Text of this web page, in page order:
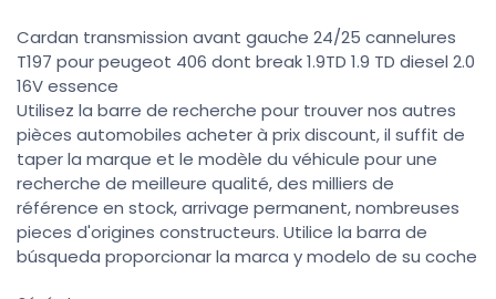
Cardan transmission avant gauche 24/25 cannelures
T197 pour peugeot 406 dont break 1.9TD 1.9 TD diesel 2.0
16V essence
Utilisez la barre de recherche pour trouver nos autres
pièces automobiles acheter à prix discount, il suffit de
taper la marque et le modèle du véhicule pour une
recherche de meilleure qualité, des milliers de
référence en stock, arrivage permanent, nombreuses
pieces d'origines constructeurs. Utilice la barra de
búsqueda proporcionar la marca y modelo de su coche